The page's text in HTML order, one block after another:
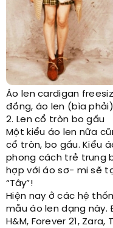
Áo len cardigan
đồng, áo len (bìa
2. Len cổ tròn bo gấu
Một kiểu áo len nữa
cổ tròn, bo gấu. Kiểu
phong cách trẻ trung
hợp với áo sơ- mi sẽ
“Tây”!
Hiện nay ở các hệ
mẫu áo len dạng này.
H&M, Forever 21,